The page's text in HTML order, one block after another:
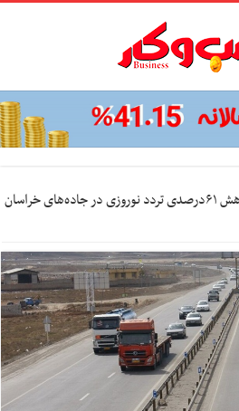
کاهش ۶۱درصدی تردد نوروزی در جاده‌های خراسان